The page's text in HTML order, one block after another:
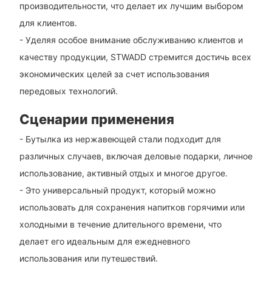
производительности, что делает их лучшим выбором
для клиентов.
- Уделяя особое внимание обслуживанию клиентов и
качеству продукции, STWADD стремится достичь всех
экономических целей за счет использования
передовых технологий.
Сценарии применения
- Бутылка из нержавеющей стали подходит для
различных случаев, включая деловые подарки, личное
использование, активный отдых и многое другое.
- Это универсальный продукт, который можно
использовать для сохранения напитков горячими или
холодными в течение длительного времени, что
делает его идеальным для ежедневного
использования или путешествий.